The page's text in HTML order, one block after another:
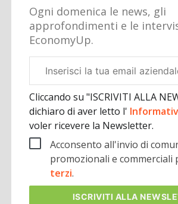
Ogni domenica le news, gli
approfondimenti e le
EconomyUp.
aziendale
Cliccando su "ISCRIVITI ALLA
dichiaro di aver letto l'
voler ricevere la Newsletter.
Acconsento all'invio di
promozionali e commerciali
terzi.
ISCRIVITI ALLA